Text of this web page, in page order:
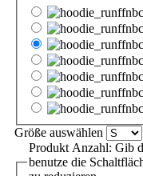
Größe auswählen
Produkt Anzahl: Gib
benutze die